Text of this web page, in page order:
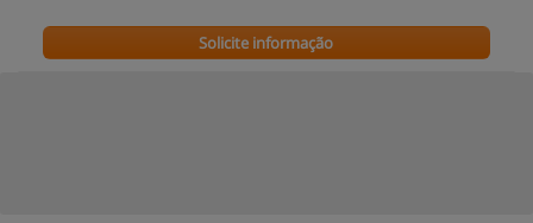
Solicite informação